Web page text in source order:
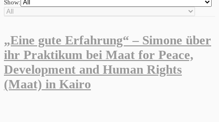
Show:
„Eine gute Erfahrung“ – Simone über
ihr Praktikum bei Maat for Peace,
Development and Human Rights
(Maat) in Kairo